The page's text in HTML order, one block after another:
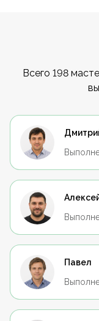
Всего 198
Павел